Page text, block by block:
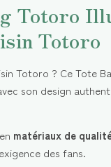
Totoro
Totoro
Totoro ? Ce Tote
son design
matériaux de
des fans.